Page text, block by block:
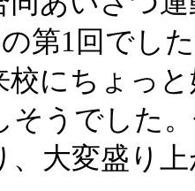
第1回でし
校にちょっ
そうでした
、大変盛り